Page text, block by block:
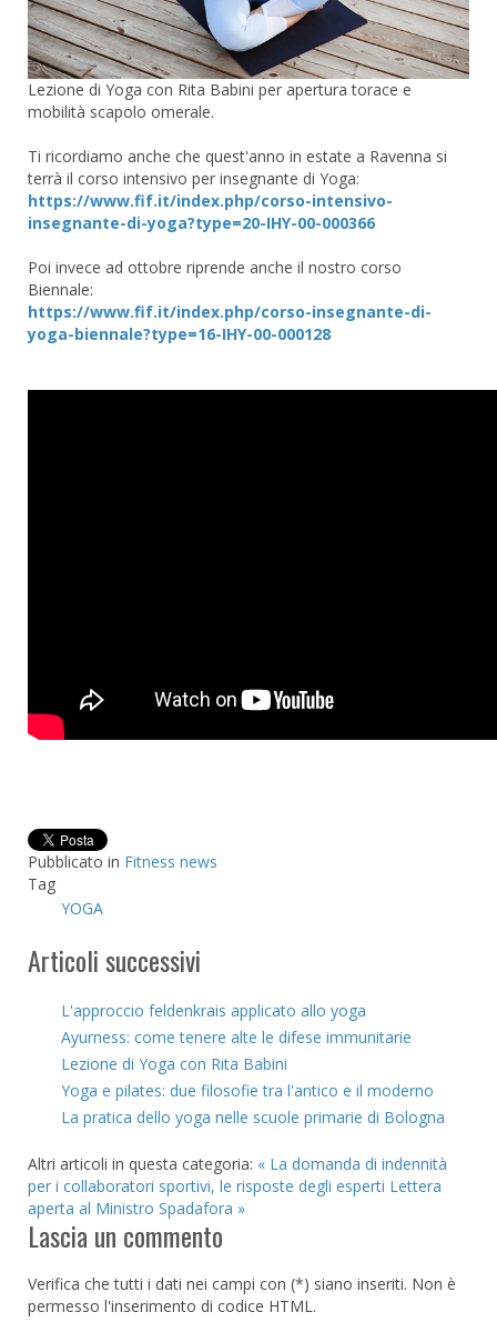
Lezione di Yoga con Rita Babini per apertura torace e
mobilità scapolo omerale.
Ti ricordiamo anche che quest'anno in estate a Ravenna si
terrà il corso intensivo per insegnante di Yoga:
https://www.fif.it/index.php/corso-intensivo-
insegnante-di-yoga?type=20-IHY-00-000366
Poi invece ad ottobre riprende anche il nostro corso
Biennale:
https://www.fif.it/index.php/corso-insegnante-di-
yoga-biennale?type=16-IHY-00-000128
Pubblicato in Fitness news
Tag
YOGA
Articoli successivi
L'approccio feldenkrais applicato allo yoga
Ayurness: come tenere alte le difese immunitarie
Lezione di Yoga con Rita Babini
Yoga e pilates: due filosofie tra l'antico e il moderno
La pratica dello yoga nelle scuole primarie di Bologna
Altri articoli in questa categoria: « La domanda di indennità
per i collaboratori sportivi, le risposte degli esperti Lettera
aperta al Ministro Spadafora »
Lascia un commento
Verifica che tutti i dati nei campi con (*) siano inseriti. Non è
permesso l'inserimento di codice HTML.